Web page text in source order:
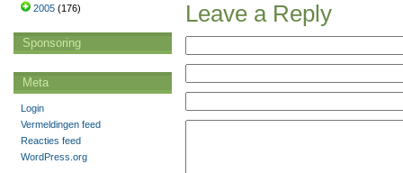
Leave a Reply
2005 (176)
Sponsoring
Meta
Login
Vermeldingen feed
Reacties feed
WordPress.org